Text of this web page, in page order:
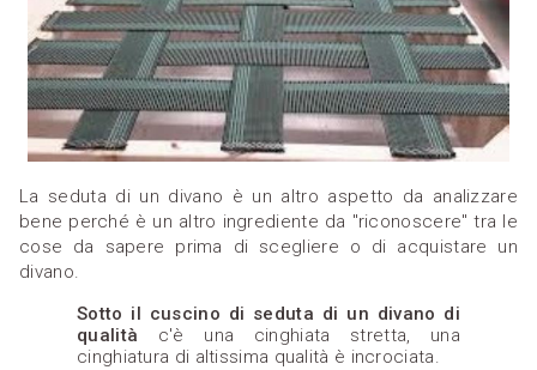
La seduta di un divano è un altro aspetto da analizzare
bene perché è un altro ingrediente da "riconoscere" tra le
cose da sapere prima di scegliere o di acquistare un
divano.
Sotto il cuscino di seduta di un divano di
qualità c'è una cinghiata stretta, una
cinghiatura di altissima qualità è incrociata.